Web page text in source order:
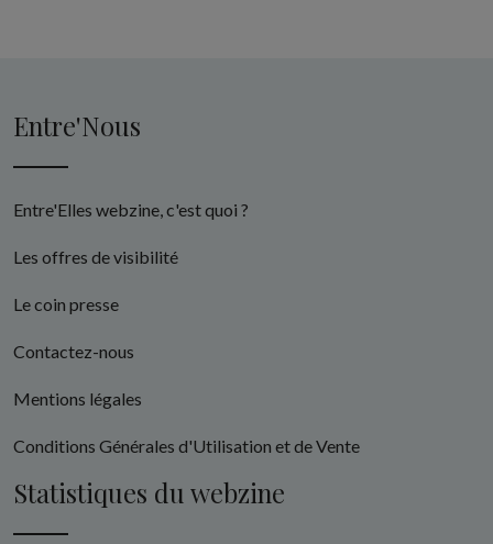
Entre'Nous
Entre'Elles webzine, c'est quoi ?
Les offres de visibilité
Le coin presse
Contactez-nous
Mentions légales
Conditions Générales d'Utilisation et de Vente
Statistiques du webzine